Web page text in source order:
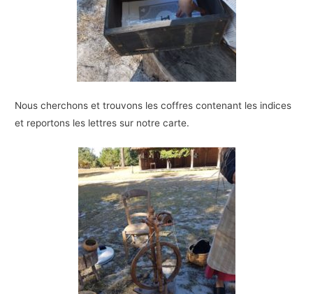
Nous cherchons et trouvons les coffres contenant les indices
et reportons les lettres sur notre carte.